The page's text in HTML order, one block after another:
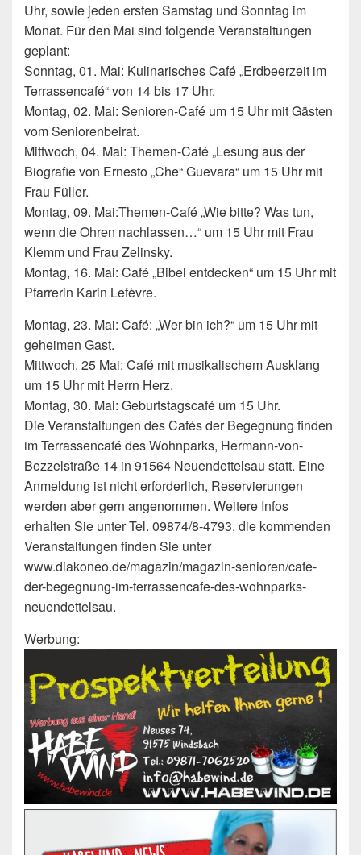
Uhr, sowie jeden ersten Samstag und Sonntag im
Monat. Für den Mai sind folgende Veranstaltungen
geplant:
Sonntag, 01. Mai: Kulinarisches Café „Erdbeerzeit im
Terrassencafé“ von 14 bis 17 Uhr.
Montag, 02. Mai: Senioren-Café um 15 Uhr mit Gästen
vom Seniorenbeirat.
Mittwoch, 04. Mai: Themen-Café „Lesung aus der
Biografie von Ernesto „Che“ Guevara“ um 15 Uhr mit
Frau Füller.
Montag, 09. Mai:Themen-Café „Wie bitte? Was tun,
wenn die Ohren nachlassen…“ um 15 Uhr mit Frau
Klemm und Frau Zelinsky.
Montag, 16. Mai: Café „Bibel entdecken“ um 15 Uhr mit
Pfarrerin Karin Lefèvre.
Montag, 23. Mai: Café: „Wer bin ich?“ um 15 Uhr mit
geheimen Gast.
Mittwoch, 25 Mai: Café mit musikalischem Ausklang
um 15 Uhr mit Herrn Herz.
Montag, 30. Mai: Geburtstagscafé um 15 Uhr.
Die Veranstaltungen des Cafés der Begegnung finden
im Terrassencafé des Wohnparks, Hermann-von-
Bezzelstraße 14 in 91564 Neuendettelsau statt. Eine
Anmeldung ist nicht erforderlich, Reservierungen
werden aber gern angenommen. Weitere Infos
erhalten Sie unter Tel. 09874/8-4793, die kommenden
Veranstaltungen finden Sie unter
www.diakoneo.de/magazin/magazin-senioren/cafe-
der-begegnung-im-terrassencafe-des-wohnparks-
neuendettelsau.
Werbung: